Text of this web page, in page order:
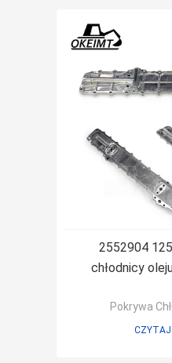
2552904
chłodnicy
Pokrywa
CZYTAJ